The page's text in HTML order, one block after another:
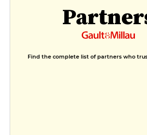
Find the complete list of partners who